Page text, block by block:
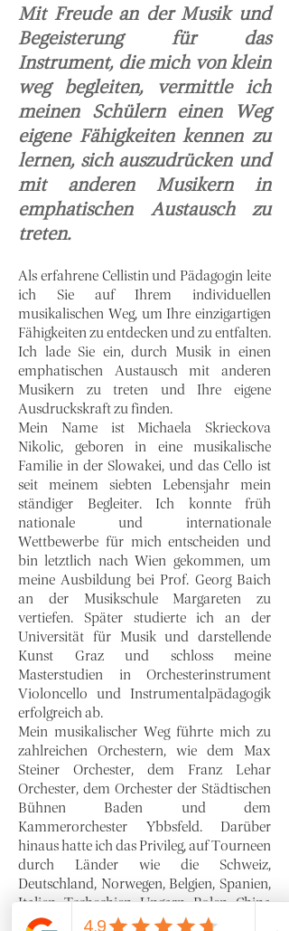
Mit Freude an der Musik und
Begeisterung für das
Instrument, die mich von klein
weg begleiten, vermittle ich
meinen Schülern einen Weg
eigene Fähigkeiten kennen zu
lernen, sich auszudrücken und
mit anderen Musikern in
emphatischen Austausch zu
treten.
Als erfahrene Cellistin und Pädagogin leite
ich Sie auf Ihrem individuellen
musikalischen Weg, um Ihre einzigartigen
Fähigkeiten zu entdecken und zu entfalten.
Ich lade Sie ein, durch Musik in einen
emphatischen Austausch mit anderen
Musikern zu treten und Ihre eigene
Ausdruckskraft zu finden.
Mein Name ist Michaela Skrieckova
Nikolic, geboren in eine musikalische
Familie in der Slowakei, und das Cello ist
seit meinem siebten Lebensjahr mein
ständiger Begleiter. Ich konnte früh
nationale und internationale
Wettbewerbe für mich entscheiden und
bin letztlich nach Wien gekommen, um
meine Ausbildung bei Prof. Georg Baich
an der Musikschule Margareten zu
vertiefen. Später studierte ich an der
Universität für Musik und darstellende
Kunst Graz und schloss meine
Masterstudien in Orchesterinstrument
Violoncello und Instrumentalpädagogik
erfolgreich ab.
Mein musikalischer Weg führte mich zu
zahlreichen Orchestern, wie dem Max
Steiner Orchester, dem Franz Lehar
Orchester, dem Orchester der Städtischen
Bühnen Baden und dem
Kammerorchester Ybbsfeld. Darüber
hinaus hatte ich das Privileg, auf Tourneen
durch Länder wie die Schweiz,
Deutschland, Norwegen, Belgien, Spanien,
Italien, Tschechien, Ungarn, Polen, China
und Indonesien zu reisen.